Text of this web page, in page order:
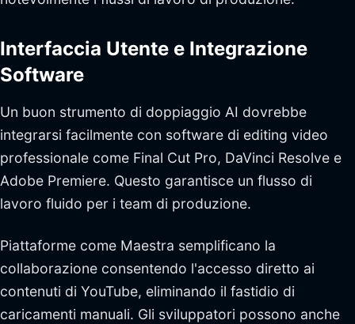
Interfaccia Utente e Integrazione
Software
Un buon strumento di doppiaggio AI dovrebbe
integrarsi facilmente con software di editing video
professionale come Final Cut Pro, DaVinci Resolve e
Adobe Premiere. Questo garantisce un flusso di
lavoro fluido per i team di produzione.
Piattaforme come Maestra semplificano la
collaborazione consentendo l'accesso diretto ai
contenuti di YouTube, eliminando il fastidio di
caricamenti manuali. Gli sviluppatori possono anche